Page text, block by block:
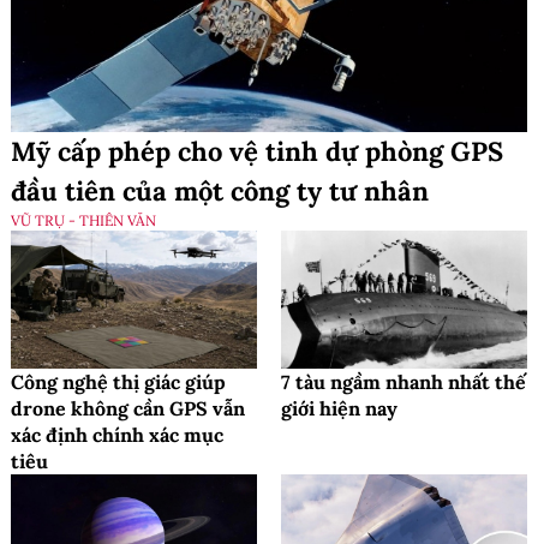
Mỹ cấp phép cho vệ tinh dự phòng GPS
đầu tiên của một công ty tư nhân
VŨ TRỤ - THIÊN VĂN
Công nghệ thị giác giúp
drone không cần GPS vẫn
xác định chính xác mục
tiêu
7 tàu ngầm nhanh nhất thế
giới hiện nay